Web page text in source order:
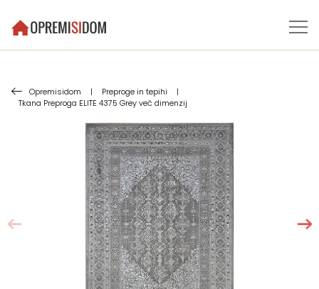
Opremisidom | Preproge in tepihi
|
Tkana Preproga ELITE 4375 Grey več dimenzij